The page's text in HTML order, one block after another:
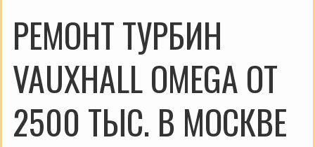
РЕМОНТ ТУРБИН
VAUXHALL OMEGA ОТ
2500 ТЫС. В МОСКВЕ